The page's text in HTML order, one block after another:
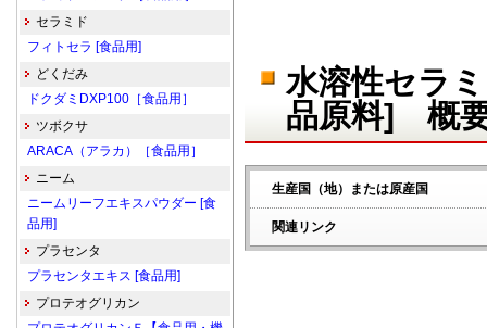
水溶性セラ
品原料] 概
生産国（地）または原産国
関連リンク
セラミド
フィトセラ [食品用]
どくだみ
ドクダミDXP100［食品用］
ツボクサ
ARACA（アラカ）［食品用］
ニーム
ニームリーフエキスパウダー [食
品用]
プラセンタ
プラセンタエキス [食品用]
プロテオグリカン